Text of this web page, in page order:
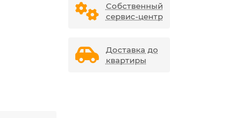
Собственный
сервис-центр
Доставка до
квартиры